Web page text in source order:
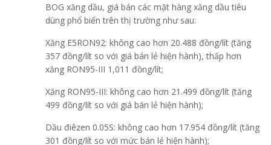
BOG xăng dầu, giá bán các mặt hàng xăng dầu tiêu
dùng phổ biến trên thị trường như sau:
Xăng E5RON92: không cao hơn 20.488 đồng/lít (tăng
357 đồng/lít so với giá bán lẻ hiện hành), thấp hơn
xăng RON95-III 1,011 đồng/lít;
Xăng RON95-III: không cao hơn 21.499 đồng/lít (tăng
499 đồng/lít so với giá bán lẻ hiện hành);
Dầu điêzen 0.05S: không cao hơn 17.954 đồng/lít (tăng
301 đồng/lít so với mức bán lẻ hiện hành);